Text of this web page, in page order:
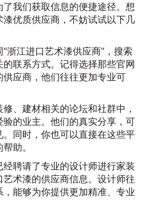
我们获取信息的便捷途径。想
优质供应商，不妨试试以下几
“浙江进口艺术漆供应商”，搜索
联系方式。记得选择那些官网
应商，他们往往更加专业可
修、建材相关的论坛和社群中，
的业主。他们的真实分享，可
同时，你也可以直接在这些平
助。
经聘请了专业的设计师进行家装
术漆的供应商信息。设计师往
能够为你提供更加精准、专业